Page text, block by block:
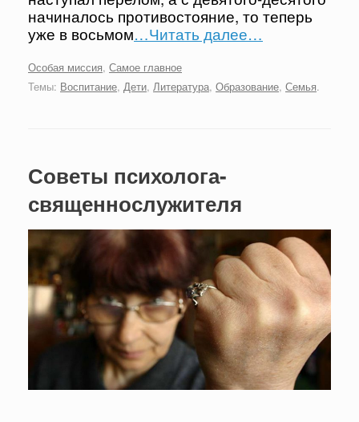
начиналось противостояние, то теперь
уже в восьмом…Читать далее…
Особая миссия, Самое главное
Темы: Воспитание, Дети, Литература, Образование, Семья.
Советы психолога-
священнослужителя